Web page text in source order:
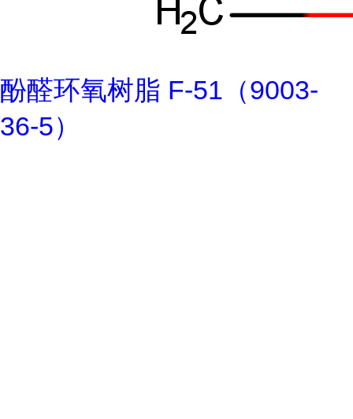
酚醛环氧树脂 F-51（9003-
36-5）